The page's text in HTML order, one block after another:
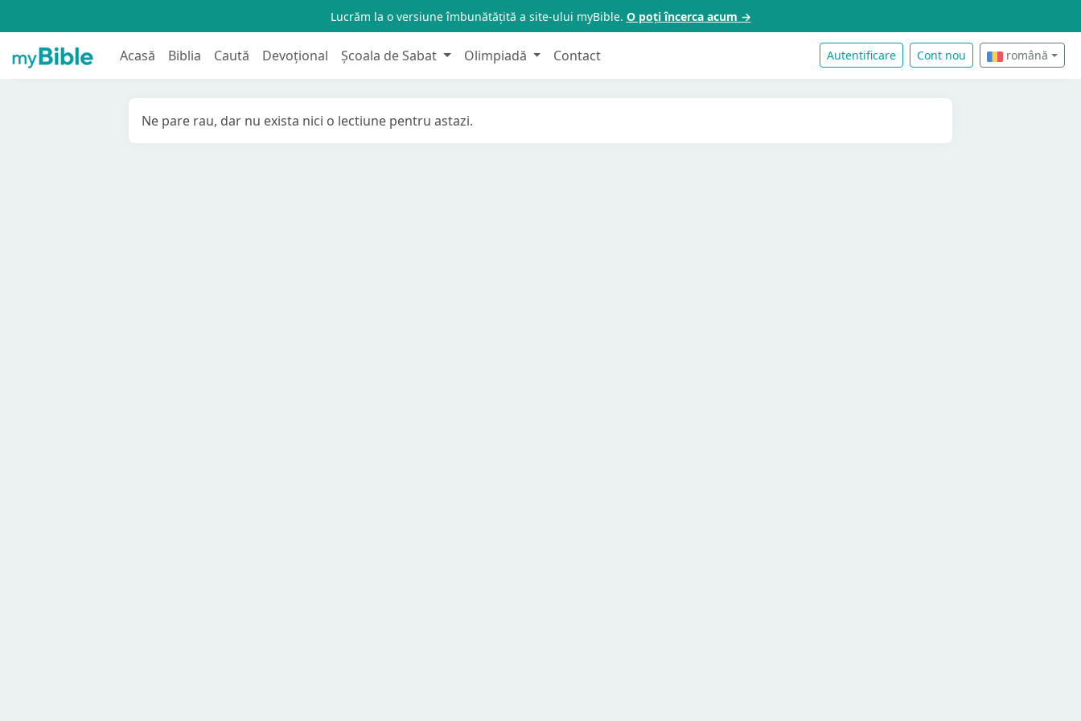
Lucrăm la o versiune îmbunătățită a site-ului myBible. O poți încerca acum →
Acasă Biblia Caută Devoțional Școala de Sabat Olimpiadă Contact Autentificare Cont nou română
Ne pare rau, dar nu exista nici o lectiune pentru astazi.